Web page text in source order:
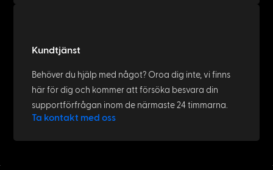
Kundtjänst
Behöver du hjälp med något? Oroa dig inte, vi finns
här för dig och kommer att försöka besvara din
supportförfrågan inom de närmaste 24 timmarna.
Ta kontakt med oss